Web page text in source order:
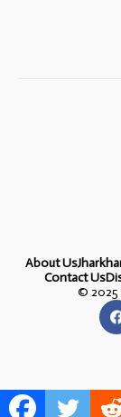
About Us
Contact Us
© 2025